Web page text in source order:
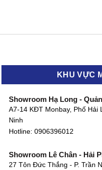
KHU VỰC
Showroom Hạ Long -
A7-14 KĐT Monbay, Phố Hải
Ninh
Hotline: 0906396012
Showroom Lê Chân - Hải
27 Tôn Đức Thắng - P. Trần